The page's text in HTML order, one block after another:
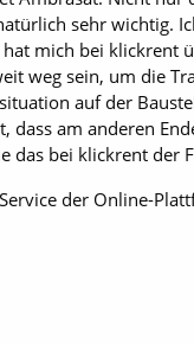
sehr wichtig.
mich bei klickrent
weg sein, um die
auf der
am anderen
das bei klickrent der
der Online-